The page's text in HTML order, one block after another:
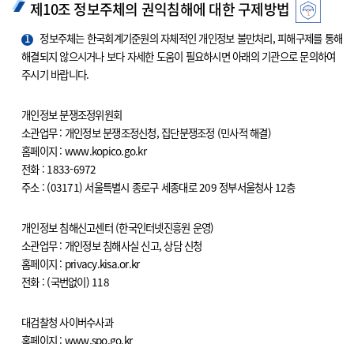
제10조 정보주체의 권익침해에 대한 구제방법
1
정보주체는 한국회계기준원의 자체적인 개인정보 불만처리, 피해구제를 통해
해결되지 않으시거나 보다 자세한 도움이 필요하시면 아래의 기관으로 문의하여
주시기 바랍니다.
개인정보 분쟁조정위원회
소관업무 : 개인정보 분쟁조정신청, 집단분쟁조정 (민사적 해결)
홈페이지 : www.kopico.go.kr
전화 : 1833-6972
주소 : (03171) 서울특별시 종로구 세종대로 209 정부서울청사 12층
개인정보 침해신고센터 (한국인터넷진흥원 운영)
소관업무 : 개인정보 침해사실 신고, 상담 신청
홈페이지 : privacy.kisa.or.kr
전화 : (국번없이) 118
대검찰청 사이버수사과
홈페이지 : www.spo.go.kr